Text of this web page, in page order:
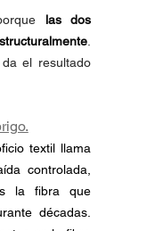
las dos
el resultado
textil llama
controlada,
la fibra que
décadas.